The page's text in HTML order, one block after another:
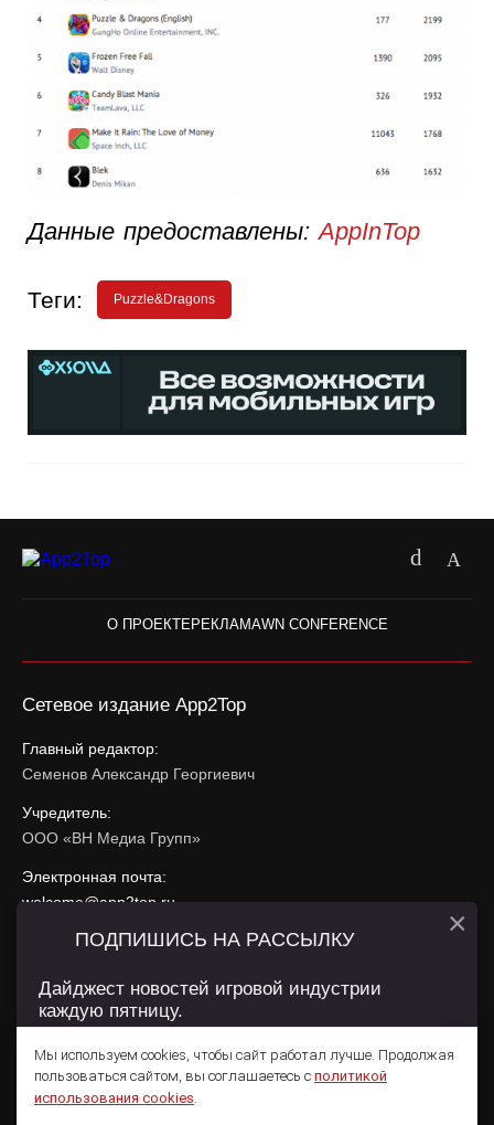
Данные предоставлены:AppInTop
Теги: Puzzle&Dragons
О ПРОЕКТЕРЕКЛАМАWN CONFERENCE
Сетевое издание App2Top
Главный редактор:
Семенов Александр Георгиевич
Учредитель:
ООО «ВН Медиа Групп»
Электронная почта:
welcome@app2top.ru
При использовании материалов активная ссылка на
Сайт использует IP адреса, cookie, данные геолокации
использования содержатся вПолитике конфиденциальностии
Пользовательском соглашении .
Мы используем cookies, чтобы сайт работал лучше. Продолжая
пользоваться сайтом, вы соглашаетесь с политикой
использования cookies.
ПОДПИШИСЬ НА РАССЫЛКУ
Дайджест новостей игровой индустрии
каждую пятницу.
×